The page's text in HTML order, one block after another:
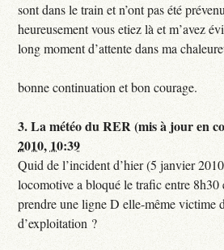
sont dans le train et n’ont pas été
heureusement vous etiez là et m’avez
long moment d’attente dans ma
bonne continuation et bon courage.
3.La météo du RER (mis à jour en
2010, 10:39
Quid de l’incident d’hier (5 janvier
locomotive a bloqué le trafic entre 8h30
prendre une ligne D elle-même victime
d’exploitation ?